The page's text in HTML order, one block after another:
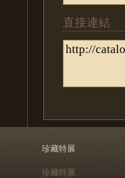
直接連結
珍藏特展
珍藏特展